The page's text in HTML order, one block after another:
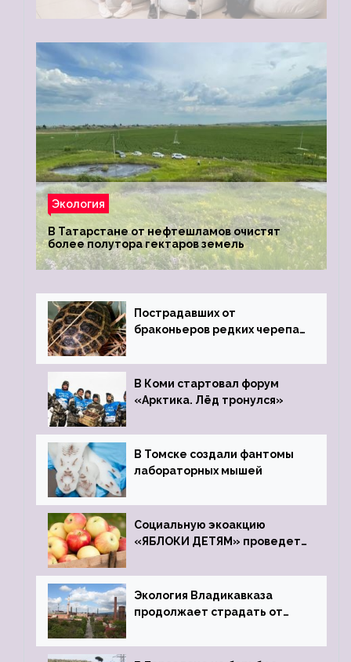
Экология
В Татарстане от нефтешламов очистят
более полутора гектаров земель
Пострадавших от
браконьеров редких черепах
зоопарк
В Коми стартовал форум
«Арктика. Лёд тронулся»
В Томске создали фантомы
лабораторных мышей
Социальную экоакцию
«ЯБЛОКИ ДЕТЯМ» проведет
Экология Владикавказа
продолжает страдать от